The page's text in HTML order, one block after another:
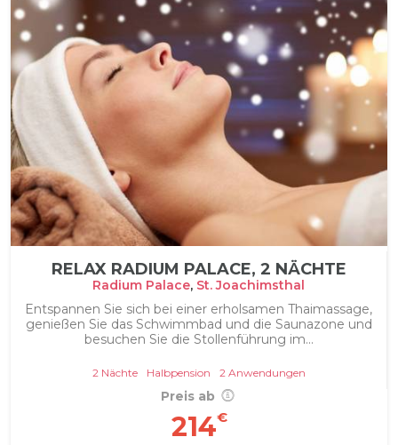
RELAX RADIUM PALACE, 2 NÄCHTE
Radium Palace, St. Joachimsthal
Entspannen Sie sich bei einer erholsamen Thaimassage,
genießen Sie das Schwimmbad und die Saunazone und
besuchen Sie die Stollenführung im...
2 Nächte Halbpension 2 Anwendungen
Preis ab
214€